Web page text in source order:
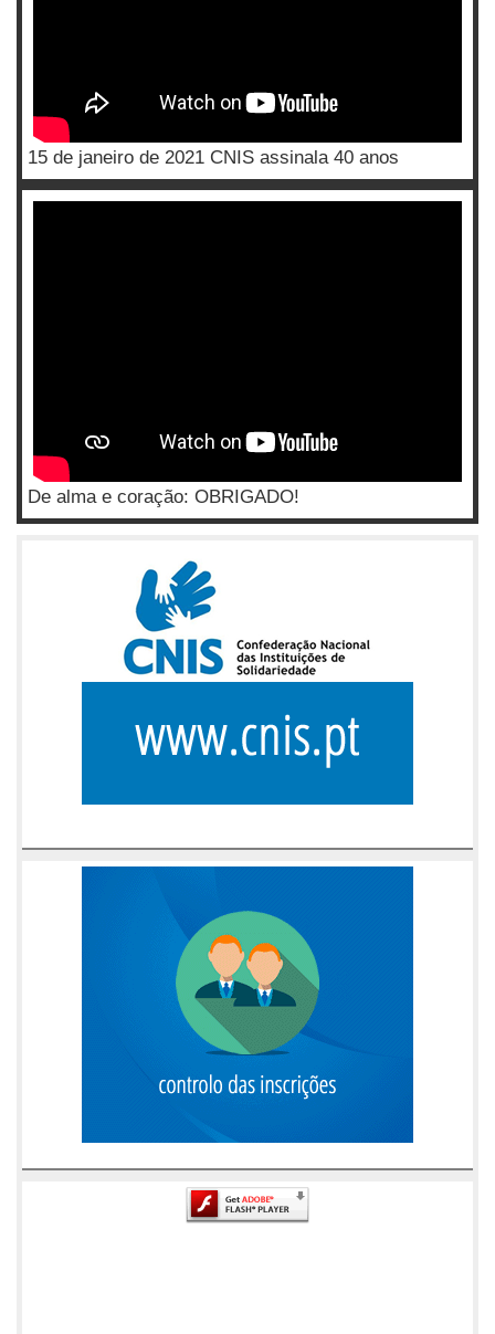
15 de janeiro de 2021 CNIS assinala 40 anos
De alma e coração: OBRIGADO!